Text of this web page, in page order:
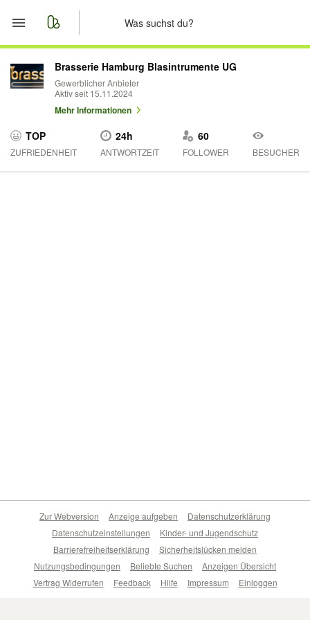
Start
Merkliste
Nachrichten
Brasserie Hamburg Blasintrumente UG
Gewerblicher Anbieter
Aktiv seit 15.11.2024
Mehr Informationen
TOP
ZUFRIEDENHEIT
24h
ANTWORTZEIT
60
FOLLOWER BESUCHER
Zur Webversion Anzeige aufgeben
Datenschutzerklärung
Datenschutzeinstellungen
Kinder- und Jugendschutz
Barrierefreiheitserklärung
Sicherheitslücken melden
Nutzungsbedingungen
Beliebte Suchen
Anzeigen Übersicht
Vertrag Widerrufen
Feedback Hilfe Impressum Einloggen